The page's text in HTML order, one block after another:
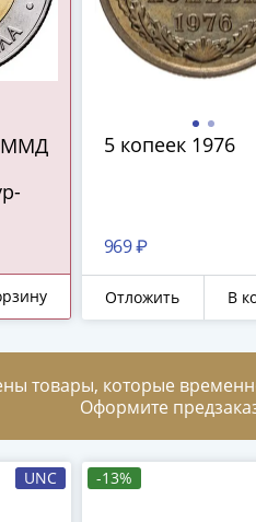
ММД
5 копеек 1976
969 ₽
Отложить В
товары, которые
Оформите
UNC -13%